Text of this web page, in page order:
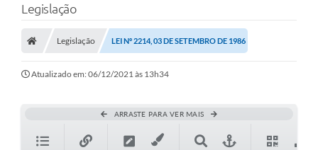
Secretarias
Transparência
Turismo
Legislação
Legislação LEI Nº 2214, 03 DE SETEMBRO DE 1986
Atualizado em: 06/12/2021 às 13h34
ARRASTE PARA VER MAIS